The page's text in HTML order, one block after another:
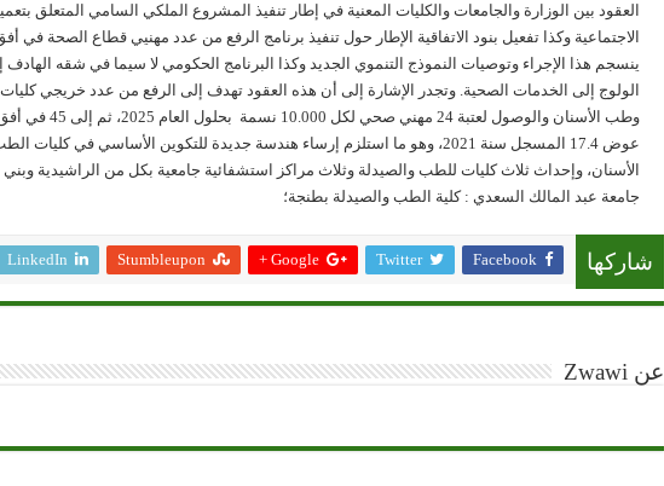
العقود بين الوزارة والجامعات والكليات المعنية في إطار تنفيذ المشروع الملكي السامي المتعلق
ينسجم هذا الإجراء وتوصيات النموذج التنموي الجديد وكذا البرنامج الحكومي لا سيما في شقه
الولوج إلى الخدمات الصحية. وتجدر الإشارة إلى أن هذه العقود تهدف إلى الرفع من عدد خريجي
عوض 17.4 المسجل سنة 2021، وهو ما استلزم إرساء هندسة جديدة للتكوين الأساسي في
جامعة عبد المالك السعدي : كلية الطب والصيدلة بطنجة؛
شاركها Facebook
Twitter
Google +
Stumbleupon
LinkedIn
عن Zwawi